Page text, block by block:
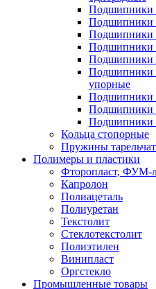
Подшипники
Подшипники
Подшипники
Подшипники
Подшипники
Подшипники
упорные
Подшипники
Подшипники
Подшипники
Кольца стопорные
Пружины
Полимеры и пластики
Фторопласт, ФУМ-
Капролон
Полиацеталь
Полиуретан
Текстолит
Стеклотекстолит
Полиэтилен
Винипласт
Оргстекло
Промышленные товары